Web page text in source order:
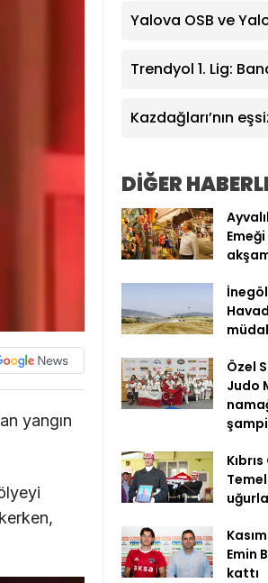
yangın
endeksi çok
Yalova OSB ve
Trendyol 1. Lig:
Kazdağları’nın
DİĞER
Özel
Judo
Emin
kattı